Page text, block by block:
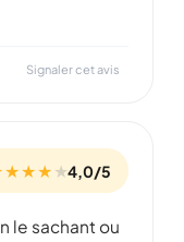
Signaler cet avis
★ ★ ★★4,0/5
le sachant ou